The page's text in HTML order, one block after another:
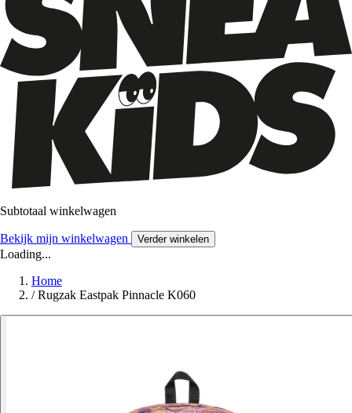
Subtotaal winkelwagen
Bekijk mijn winkelwagen Verder winkelen
Loading...
Home
/ Rugzak Eastpak Pinnacle K060